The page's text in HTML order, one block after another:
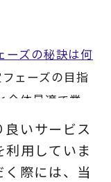
ーズの秘訣は何
ェーズの目指
体最適で業
セス（To-Be）
を解説しまし
いサービス
用していま
際には、当